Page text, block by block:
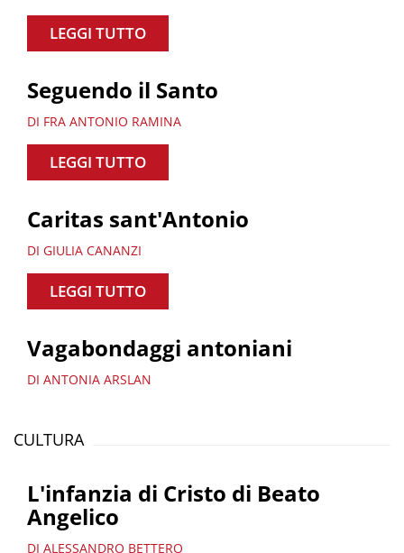
LEGGI TUTTO
Seguendo il Santo
DI FRA ANTONIO RAMINA
LEGGI TUTTO
Caritas sant'Antonio
DI GIULIA CANANZI
LEGGI TUTTO
Vagabondaggi antoniani
DI ANTONIA ARSLAN
CULTURA
L'infanzia di Cristo di Beato
Angelico
DI ALESSANDRO BETTERO